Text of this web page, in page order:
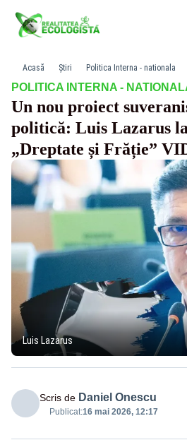
Acasă Știri Politica Interna - nationala
POLITICA INTERNA -
Un nou proiect
politică: Luis Lazarus
„Dreptate și Frăție”
Luis Lazarus
Scris de Daniel Onescu
Publicat:16 mai 2026, 12:17